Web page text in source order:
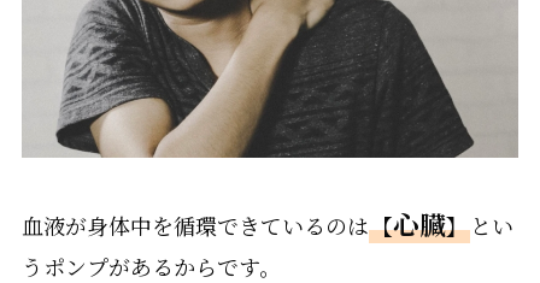
血液が身体中を循環できているのは【心臓】とい
うポンプがあるからです。